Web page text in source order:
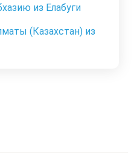
из Елабуги
(Казахстан) из